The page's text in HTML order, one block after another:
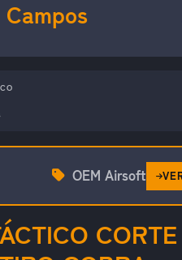
Campos
OEM Airsoft